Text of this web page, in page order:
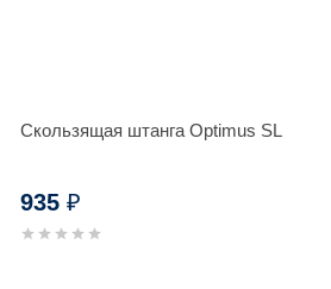
Скользящая штанга Optimus SL
935 ₽